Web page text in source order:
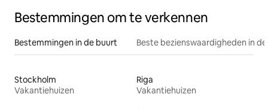
Bestemmingen om te verkennen
Bestemmingen in de buurt Beste bezienswaardigheden in
Stockholm
Vakantiehuizen
Riga
Vakantiehuizen